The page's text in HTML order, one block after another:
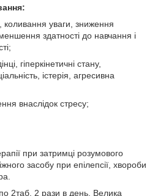
уваги, зниження
здатності до навчання і
гіперкінетичні стану,
істерія, агресивна
внаслідок стресу;
при затримці розумового
засобу при епілепсії, хвороби
по 2таб. 2 рази в день. Велика